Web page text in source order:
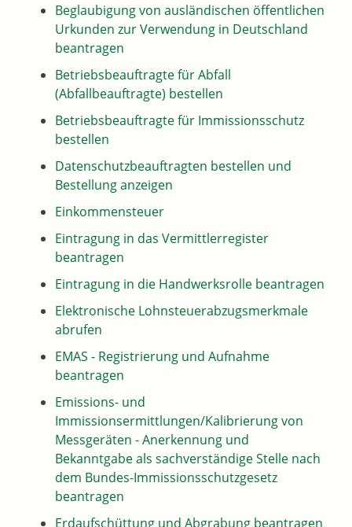
Beglaubigung von ausländischen öffentlichen
Urkunden zur Verwendung in Deutschland
beantragen
Betriebsbeauftragte für Abfall
(Abfallbeauftragte) bestellen
Betriebsbeauftragte für Immissionsschutz
bestellen
Datenschutzbeauftragten bestellen und
Bestellung anzeigen
Einkommensteuer
Eintragung in das Vermittlerregister
beantragen
Eintragung in die Handwerksrolle beantragen
Elektronische Lohnsteuerabzugsmerkmale
abrufen
EMAS - Registrierung und Aufnahme
beantragen
Emissions- und
Immissionsermittlungen/Kalibrierung von
Messgeräten - Anerkennung und
Bekanntgabe als sachverständige Stelle nach
dem Bundes-Immissionsschutzgesetz
beantragen
Erdaufschüttung und Abgrabung beantragen